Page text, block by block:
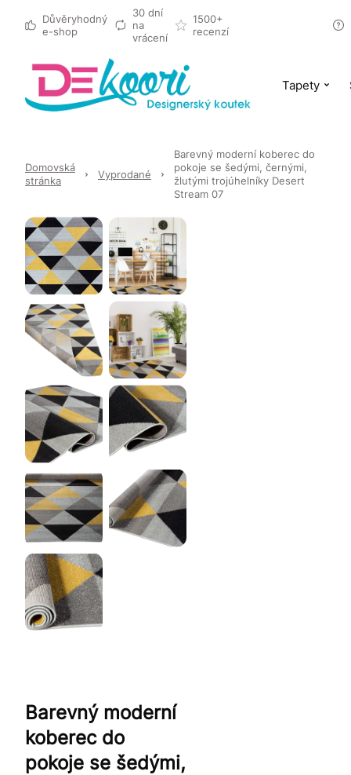
Důvěryhodný
e-shop
30 dní
na
vrácení
1500+
recenzí
Tapety
Domovská
stránka
Vyprodané
Barevný moderní koberec do
pokoje se šedými, černými,
žlutými trojúhelníky Desert
Stream 07
Barevný moderní
koberec do
pokoje se šedými,